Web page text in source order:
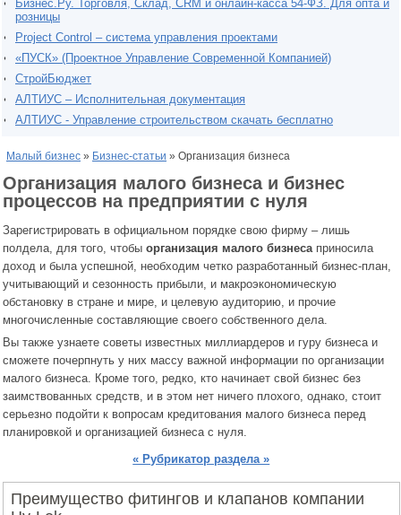
Бизнес.Ру. Торговля, Склад, CRM и онлайн-касса 54-ФЗ. Для опта и
розницы
Project Сontrol – система управления проектами
«ПУСК» (Проектное Управление Современной Компанией)
СтройБюджет
АЛТИУС – Исполнительная документация
АЛТИУС - Управление строительством скачать бесплатно
Малый бизнес » Бизнес-статьи » Организация бизнеса
Организация малого бизнеса и бизнес
процессов на предприятии с нуля
Зарегистрировать в официальном порядке свою фирму – лишь
полдела, для того, чтобы организация малого бизнеса приносила
доход и была успешной, необходим четко разработанный бизнес-план,
учитывающий и сезонность прибыли, и макроэкономическую
обстановку в стране и мире, и целевую аудиторию, и прочие
многочисленные составляющие своего собственного дела.
Вы также узнаете советы известных миллиардеров и гуру бизнеса и
сможете почерпнуть у них массу важной информации по организации
малого бизнеса. Кроме того, редко, кто начинает свой бизнес без
заимствованных средств, и в этом нет ничего плохого, однако, стоит
серьезно подойти к вопросам кредитования малого бизнеса перед
планировкой и организацией бизнеса с нуля.
« Рубрикатор раздела »
Преимущество фитингов и клапанов компании